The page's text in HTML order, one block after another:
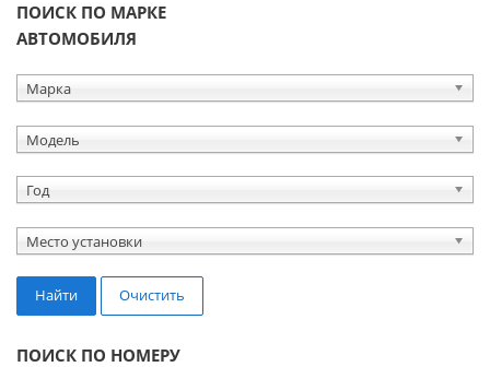
ПОИСК ПО МАРКЕ
АВТОМОБИЛЯ
Марка
Модель
Год
Место установки
Найти Очистить
ПОИСК ПО НОМЕРУ